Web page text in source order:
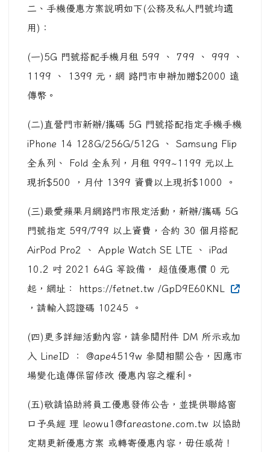
二、手機優惠方案說明如下(公務及私人門號均適
用)：
(一)5G 門號搭配手機月租 599 、 799 、 999 、
1199 、 1399 元，網 路門市申辦加贈$2000 遠
傳幣。
(二)直營門市新辦/攜碼 5G 門號搭配指定手機手機
iPhone 14 128G/256G/512G 、 Samsung Flip
全系列、 Fold 全系列，月租 999~1199 元以上
現折$500 ，月付 1399 資費以上現折$1000 。
(三)最愛蘋果月網路門市限定活動，新辦/攜碼 5G
門號指定 599/799 以上資費，合約 30 個月搭配
AirPod Pro2 、 Apple Watch SE LTE 、 iPad
10.2 吋 2021 64G 等設備， 超值優惠價 0 元
起，網址： https://fetnet.tw /GpD9E60KNL
，請輸入認證碼 10245 。
(四)更多詳細活動內容，請參閱附件 DM 所示或加
入 LineID ： @ape4519w 參閱相關公告，因應市
場變化遠傳保留修改 優惠內容之權利。
(五)敬請協助將員工優惠發佈公告，並提供聯絡窗
口予吳經 理 leowu1@fareastone.com.tw 以協助
定期更新優惠方案 或轉寄優惠內容，毋任感荷！